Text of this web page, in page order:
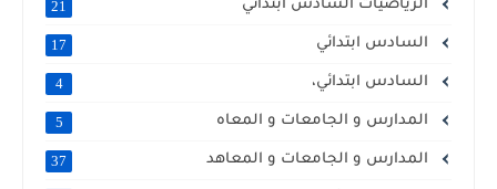
الرياضيات السادس ابتدائي 21
السادس ابتدائي 17
السادس ابتدائي، 4
المدارس و الجامعات و المعاه 5
المدارس و الجامعات و المعاهد 37